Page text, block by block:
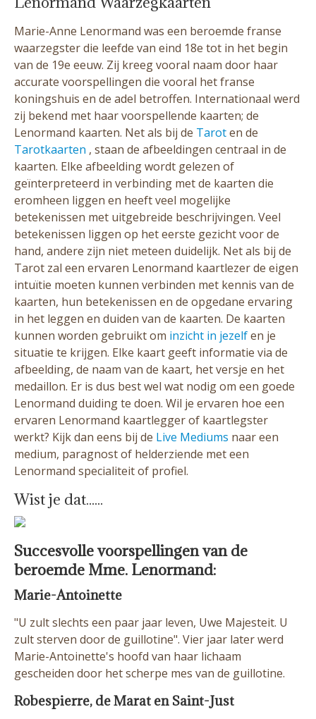
Marie-Anne Lenormand was een beroemde franse
waarzegster die leefde van eind 18e tot in het begin
van de 19e eeuw. Zij kreeg vooral naam door haar
accurate voorspellingen die vooral het franse
koningshuis en de adel betroffen. Internationaal werd
zij bekend met haar voorspellende kaarten; de
Lenormand kaarten. Net als bij de Taroten de
Tarotkaarten , staan de afbeeldingen centraal in de
kaarten. Elke afbeelding wordt gelezen of
geïnterpreteerd in verbinding met de kaarten die
eromheen liggen en heeft veel mogelijke
betekenissen met uitgebreide beschrijvingen. Veel
betekenissen liggen op het eerste gezicht voor de
hand, andere zijn niet meteen duidelijk. Net als bij de
Tarot zal een ervaren Lenormand kaartlezer de eigen
intuïtie moeten kunnen verbinden met kennis van de
kaarten, hun betekenissen en de opgedane ervaring
in het leggen en duiden van de kaarten. De kaarten
kunnen worden gebruikt om inzicht in jezelfen je
situatie te krijgen. Elke kaart geeft informatie via de
afbeelding, de naam van de kaart, het versje en het
medaillon. Er is dus best wel wat nodig om een goede
Lenormand duiding te doen. Wil je ervaren hoe een
ervaren Lenormand kaartlegger of kaartlegster
werkt? Kijk dan eens bij de Live Mediums naar een
medium, paragnost of helderziende met een
Lenormand specialiteit of profiel.
Wist je dat......
Succesvolle voorspellingen van de
beroemde Mme. Lenormand:
Marie-Antoinette
"U zult slechts een paar jaar leven, Uwe Majesteit. U
zult sterven door de guillotine". Vier jaar later werd
Marie-Antoinette's hoofd van haar lichaam
gescheiden door het scherpe mes van de guillotine.
Robespierre, de Marat en Saint-Just